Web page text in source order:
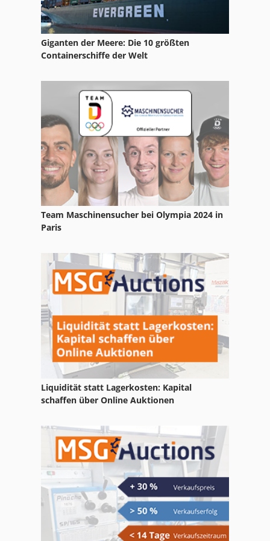
Hofladen Einrichtung
Holz Hacker
Hq 800
Karosserie
Kombi Hobelmaschine
Kuehlen
Wmw Bs
Ws 54
Giganten der Meere: Die 10 größten
Containerschiffe der Welt
Team Maschinensucher bei Olympia 2024 in
Paris
Liquidität statt Lagerkosten: Kapital
schaffen über Online Auktionen